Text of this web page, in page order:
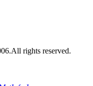
rights reserved.